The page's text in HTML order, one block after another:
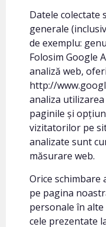
Datele
generale
de exemplu:
Folosim Google
analiză web,
http://
analiza
paginile și
vizitatorilor pe
analizate sunt
măsurare web.
Orice schimbare
pe pagina
personale în
cele prezentate